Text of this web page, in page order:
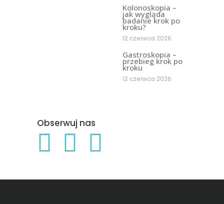
Kolonoskopia –
jak wygląda
badanie krok po
kroku?
12 czerwca 2026
Gastroskopia –
przebieg krok po
kroku
12 czerwca 2026
Obserwuj nas